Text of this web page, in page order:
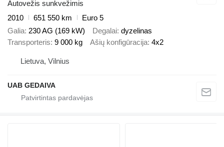
Autovežis sunkvežimis
2010
651 550 km
Euro 5
Galia 230 AG (169 kW) Degalai dyzelinas
Transporteris 9 000 kg Ašių konfigūracija 4x2
Lietuva, Vilnius
UAB GEDAIVA